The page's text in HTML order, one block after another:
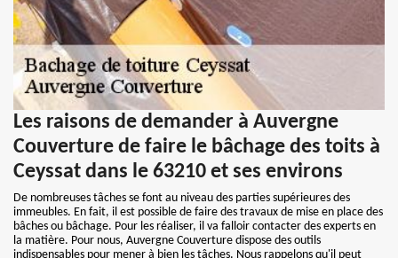
Les raisons de demander à Auvergne
Couverture de faire le bâchage des toits à
Ceyssat dans le 63210 et ses environs
De nombreuses tâches se font au niveau des parties supérieures des
immeubles. En fait, il est possible de faire des travaux de mise en place des
bâches ou bâchage. Pour les réaliser, il va falloir contacter des experts en
la matière. Pour nous, Auvergne Couverture dispose des outils
indispensables pour mener à bien les tâches. Nous rappelons qu'il peut